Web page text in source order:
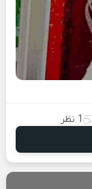
1 نظر